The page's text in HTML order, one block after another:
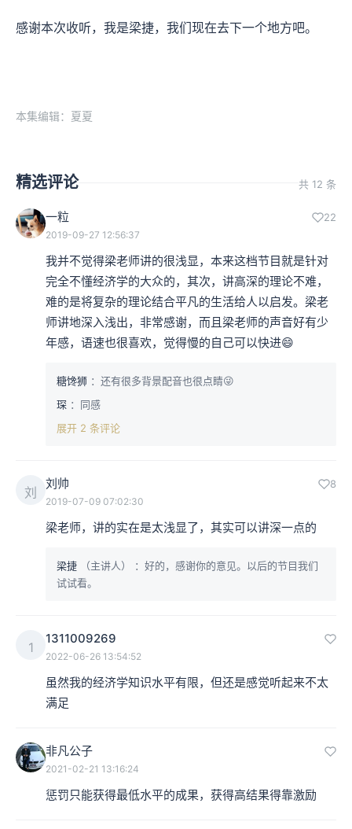
感谢本次收听，我是梁捷，我们现在去下一个地方吧。
本集编辑：夏夏
精选评论 共 12 条
一粒 22
2019-09-27 12:56:37
我并不觉得梁老师讲的很浅显，本来这档节目就是针对
完全不懂经济学的大众的，其次，讲高深的理论不难，
难的是将复杂的理论结合平凡的生活给人以启发。梁老
师讲地深入浅出，非常感谢，而且梁老师的声音好有少
年感，语速也很喜欢，觉得慢的自己可以快进😄
糖馋狮 ：还有很多背景配音也很点睛😜
琛 ：同感
展开 2 条评论
刘
刘帅 8
2019-07-09 07:02:30
梁老师，讲的实在是太浅显了，其实可以讲深一点的
梁捷 （主讲人）
：好的，感谢你的意见。以后的节目我们
试试看。
1
1311009269
2022-06-26 13:54:52
虽然我的经济学知识水平有限，但还是感觉听起来不太
满足
非凡公子
2021-02-21 13:16:24
惩罚只能获得最低水平的成果，获得高结果得靠激励